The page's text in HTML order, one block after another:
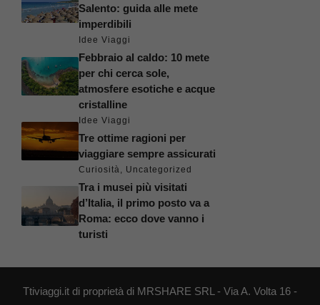
Salento: guida alle mete
imperdibili
Idee Viaggi
Febbraio al caldo: 10 mete
per chi cerca sole,
atmosfere esotiche e acque
cristalline
Idee Viaggi
Tre ottime ragioni per
viaggiare sempre assicurati
Curiosità, Uncategorized
Tra i musei più visitati
d’Italia, il primo posto va a
Roma: ecco dove vanno i
turisti
Ttiviaggi.it di proprietà di MRSHARE SRL - Via A. Volta 16 -